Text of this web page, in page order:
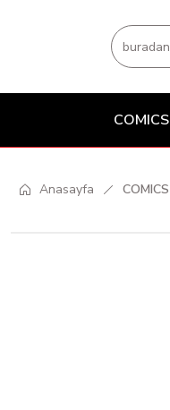
COMICS
Anasayfa COMICS